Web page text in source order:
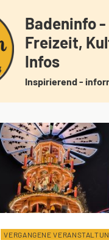
Badeninfo -
Freizeit,
Infos
Inspirierend -
VERGANGENE